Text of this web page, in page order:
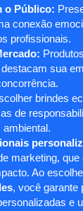
o Público:
conexão
profissionais.
sua
brindes
de
ambiental.
marketing, que
Ao
, você garante
e